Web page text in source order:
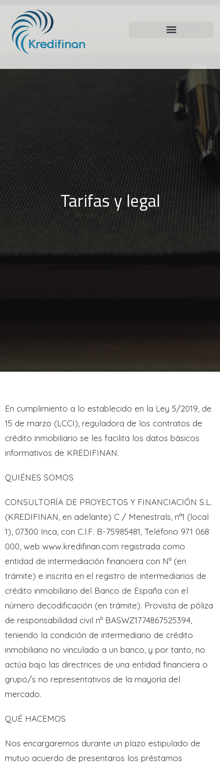
Tarifas y legal
En cumplimiento a lo establecido en la Ley 5/2019, de
15 de marzo (LCCI), reguladora de los contratos de
crédito inmobiliario se les facilita los datos básicos
informativos de KREDIFINAN.
QUIÉNES SOMOS
CONSULTORÍA DE PROYECTOS Y FINANCIACIÓN S.L.
(KREDIFINAN, en adelante) C / Menestrals, nº1 (local
1), 07300 Inca, con C.l.F. B-75985481, Teléfono 971 068
000, web www.kredifinan.com registrada como
entidad de intermediación financiera con Nº (en
trámite) e inscrita en el registro de intermediarios de
crédito inmobiliario del Banco de España con el
número decodificación (en trámite). Provista de póliza
de responsabilidad civil nº BASWZ1774867525394,
teniendo la condición de intermediario de crédito
inmobiliario no vinculado a un banco, y por tanto, no
actúa bajo las directrices de una entidad financiera o
grupo/s no representativos de la mayoría del
mercado.
QUÉ HACEMOS
Nos encargaremos durante un plazo estipulado de
mutuo acuerdo de presentaros los préstamos